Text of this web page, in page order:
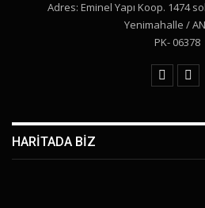
Adres: Eminel Yapı Koop. 1474
Yenimahalle /
PK- 06378
HARİTADA BİZ